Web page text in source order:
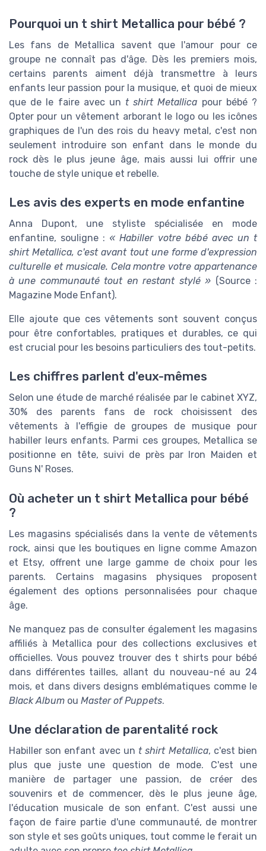
Pourquoi un t shirt Metallica pour bébé ?
Les fans de Metallica savent que l'amour pour ce
groupe ne connaît pas d'âge. Dès les premiers mois,
certains parents aiment déjà transmettre à leurs
enfants leur passion pour la musique, et quoi de mieux
que de le faire avec un t shirt Metallica pour bébé ?
Opter pour un vêtement arborant le logo ou les icônes
graphiques de l'un des rois du heavy metal, c'est non
seulement introduire son enfant dans le monde du
rock dès le plus jeune âge, mais aussi lui offrir une
touche de style unique et rebelle.
Les avis des experts en mode enfantine
Anna Dupont, une styliste spécialisée en mode
enfantine, souligne : « Habiller votre bébé avec un t
shirt Metallica, c'est avant tout une forme d'expression
culturelle et musicale. Cela montre votre appartenance
à une communauté tout en restant stylé » (Source :
Magazine Mode Enfant).
Elle ajoute que ces vêtements sont souvent conçus
pour être confortables, pratiques et durables, ce qui
est crucial pour les besoins particuliers des tout-petits.
Les chiffres parlent d'eux-mêmes
Selon une étude de marché réalisée par le cabinet XYZ,
30% des parents fans de rock choisissent des
vêtements à l'effigie de groupes de musique pour
habiller leurs enfants. Parmi ces groupes, Metallica se
positionne en tête, suivi de près par Iron Maiden et
Guns N' Roses.
Où acheter un t shirt Metallica pour bébé
?
Les magasins spécialisés dans la vente de vêtements
rock, ainsi que les boutiques en ligne comme Amazon
et Etsy, offrent une large gamme de choix pour les
parents. Certains magasins physiques proposent
également des options personnalisées pour chaque
âge.
Ne manquez pas de consulter également les magasins
affiliés à Metallica pour des collections exclusives et
officielles. Vous pouvez trouver des t shirts pour bébé
dans différentes tailles, allant du nouveau-né au 24
mois, et dans divers designs emblématiques comme le
Black Album ou Master of Puppets.
Une déclaration de parentalité rock
Habiller son enfant avec un t shirt Metallica, c'est bien
plus que juste une question de mode. C'est une
manière de partager une passion, de créer des
souvenirs et de commencer, dès le plus jeune âge,
l'éducation musicale de son enfant. C'est aussi une
façon de faire partie d'une communauté, de montrer
son style et ses goûts uniques, tout comme le ferait un